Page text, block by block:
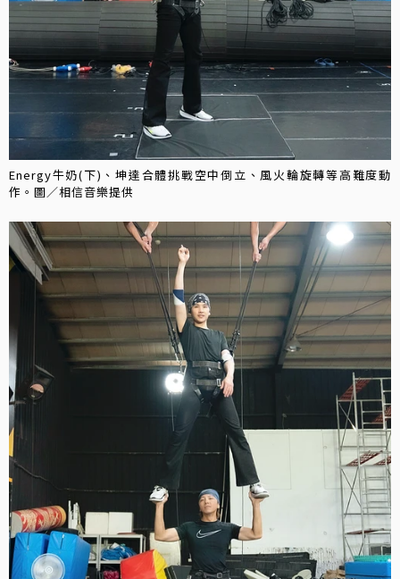
Energy牛奶(下)、坤達合體挑戰空中倒立、風火輪旋轉等高難度動
作。圖／相信音樂提供